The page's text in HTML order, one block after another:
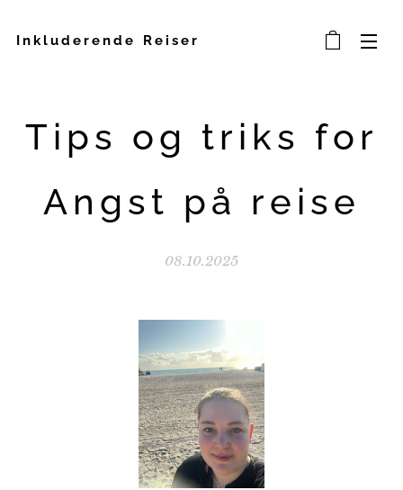
Inkluderende Reiser
Tips og triks for
Angst på reise
08.10.2025